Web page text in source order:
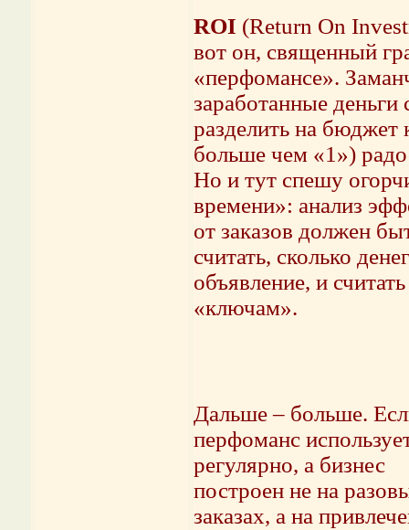
ROI (Return On
вот он, священный
«перфомансе».
заработанные деньги
разделить на бюджет
больше чем «1»)
Но и тут спешу
времени»: анализ
от заказов должен
считать, сколько
объявление, и
«ключам».
Дальше – больше.
перфоманс
регулярно, а бизнес
построен не на
заказах, а на